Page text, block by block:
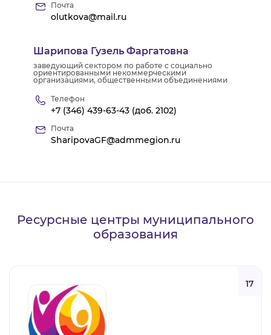
Почта
olutkova@mail.ru
Шарипова Гузель Фаргатовна
заведующий сектором по работе с социально
ориентированными некоммерческими
организациями, общественными объединениями
Телефон
+7 (346) 439-63-43 (доб. 2102)
Почта
SharipovaGF@admmegion.ru
Ресурсные центры муниципального
образования
17